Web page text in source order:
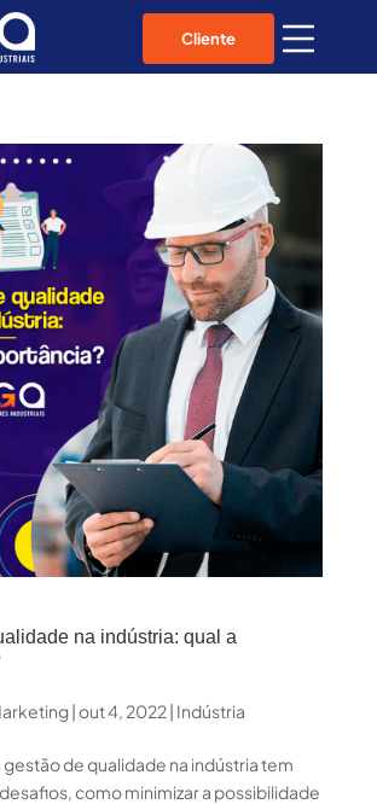
Cliente
na indústria: qual a
|out 4, 2022| Indústria
de qualidade na indústria tem
como minimizar a possibilidade